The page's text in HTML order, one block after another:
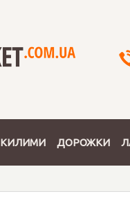
КИЛИМИ ДОРОЖКИ